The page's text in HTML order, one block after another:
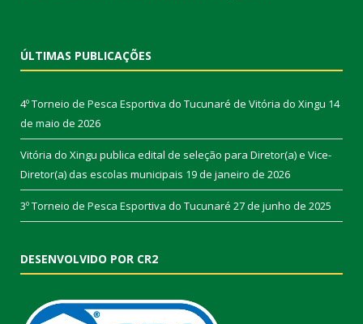
ÚLTIMAS PUBLICAÇÕES
4º Torneio de Pesca Esportiva do Tucunaré de Vitória do Xingu 14
de maio de 2026
Vitória do Xingu publica edital de seleção para Diretor(a) e Vice-
Diretor(a) das escolas municipais 19 de janeiro de 2026
3º Torneio de Pesca Esportiva do Tucunaré 27 de junho de 2025
DESENVOLVIDO POR CR2